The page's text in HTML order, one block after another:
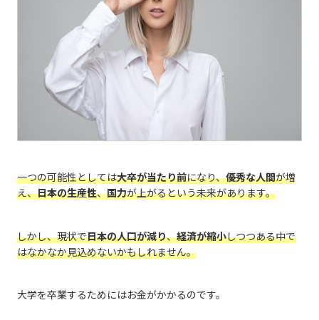
一つの可能性としては大卒が当たり前になり、優秀な人間が増
え、日本の生産性、国力が上がるという未来があります。
しかし、現状で日本の人口が減り、経済が縮小しつつある中で
はなかなか見込めないかもしれません。
大学を卒業するためにはお金がかかるのです。